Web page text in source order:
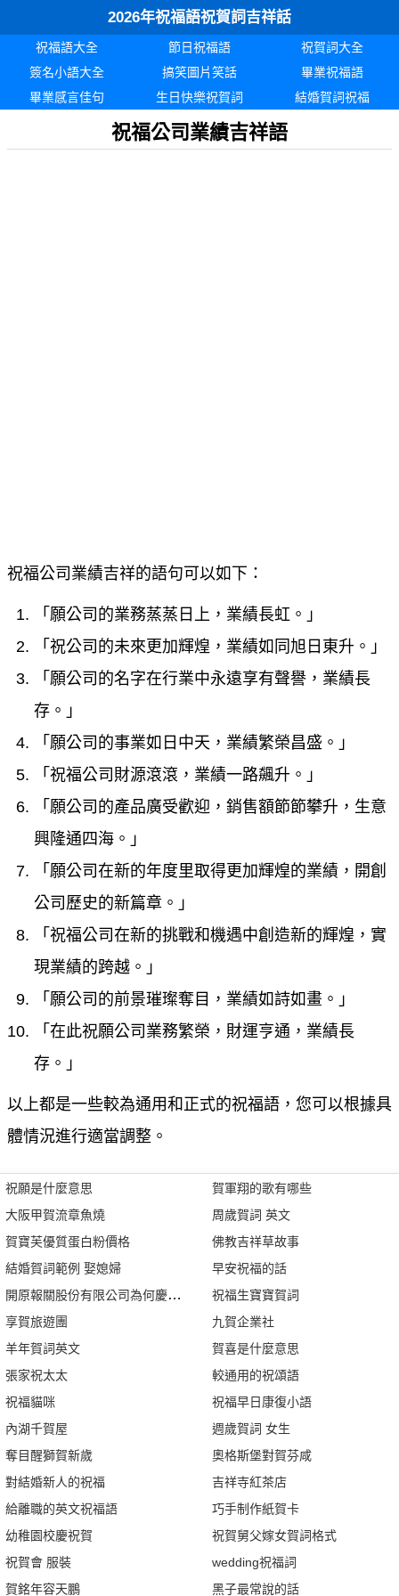
2026年祝福語祝賀詞吉祥話
祝福語大全 節日祝福語
祝賀詞大全
簽名小語大全
搞笑圖片笑話
畢業祝福語
畢業感言佳句
生日快樂祝賀詞 結婚賀詞祝福
祝福公司業績吉祥語
祝福公司業績吉祥的語句可以如下：
「願公司的業務蒸蒸日上，業績長虹。」
「祝公司的未來更加輝煌，業績如同旭日東升。」
「願公司的名字在行業中永遠享有聲譽，業績長
存。」
「願公司的事業如日中天，業績繁榮昌盛。」
「祝福公司財源滾滾，業績一路飆升。」
「願公司的產品廣受歡迎，銷售額節節攀升，生意
興隆通四海。」
「願公司在新的年度里取得更加輝煌的業績，開創
公司歷史的新篇章。」
「祝福公司在新的挑戰和機遇中創造新的輝煌，實
現業績的跨越。」
「願公司的前景璀璨奪目，業績如詩如畫。」
「在此祝願公司業務繁榮，財運亨通，業績長
存。」
以上都是一些較為通用和正式的祝福語，您可以根據具
體情況進行適當調整。
祝願是什麼意思
大阪甲賀流章魚燒
賀寶芙優質蛋白粉價格
結婚賀詞範例 娶媳婦
開原報關股份有限公司為何慶祝一年一度稅務節
享賀旅遊團
羊年賀詞英文
張家祝太太
祝福貓咪
內湖千賀屋
奪目醒獅賀新歲
對結婚新人的祝福
給離職的英文祝福語
幼稚園校慶祝賀
祝賀會 服裝
賀銘年容天鵬
賀軍翔的歌有哪些
周歲賀詞 英文
佛教吉祥草故事
早安祝福的話
祝福生寶寶賀詞
九賀企業社
賀喜是什麼意思
較通用的祝頌語
祝福早日康復小語
週歲賀詞 女生
奧格斯堡對賀芬咸
吉祥寺紅茶店
巧手制作紙賀卡
祝賀舅父嫁女賀詞格式
wedding祝福詞
黑子最常說的話